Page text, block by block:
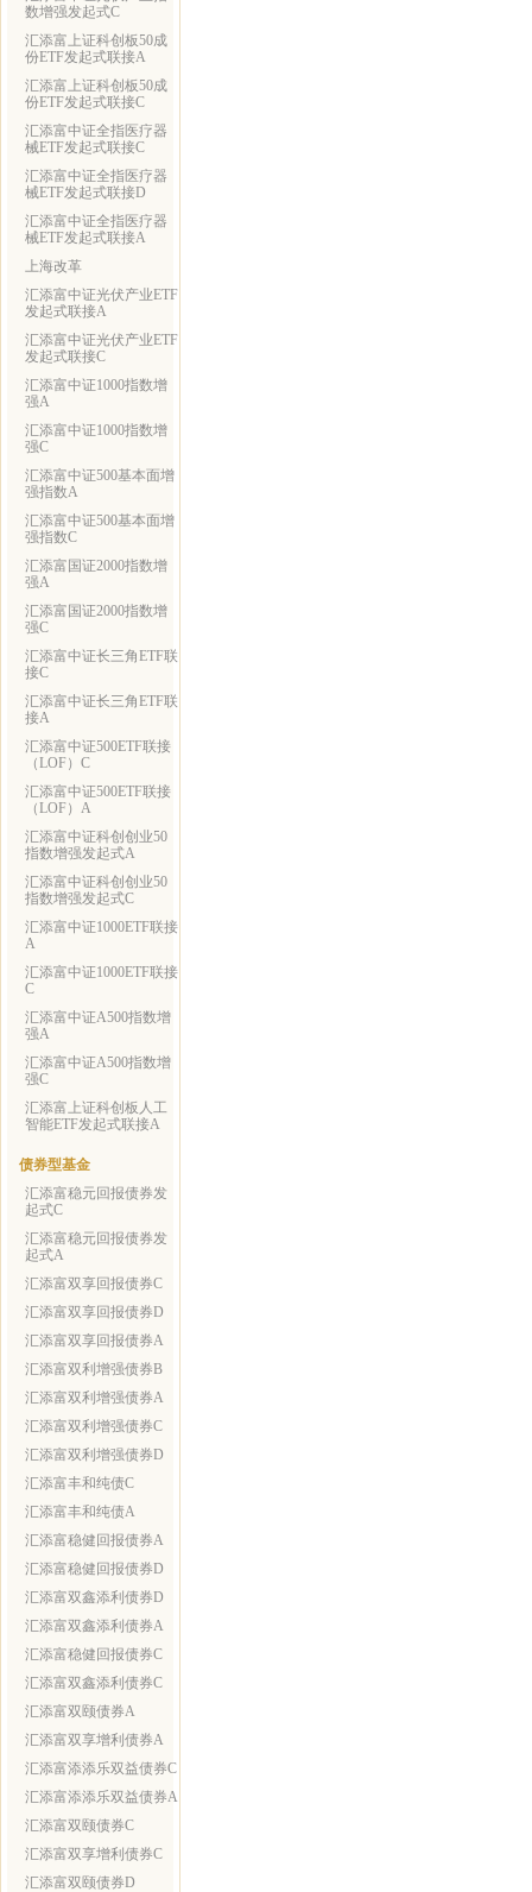
数增强发起式C
汇添富上证科创板50成
份ETF发起式联接A
汇添富上证科创板50成
份ETF发起式联接C
汇添富中证全指医疗器
械ETF发起式联接C
汇添富中证全指医疗器
械ETF发起式联接D
汇添富中证全指医疗器
械ETF发起式联接A
上海改革
汇添富中证光伏产业ETF
发起式联接A
汇添富中证光伏产业ETF
发起式联接C
汇添富中证1000指数增
强A
汇添富中证1000指数增
强C
汇添富中证500基本面增
强指数A
汇添富中证500基本面增
强指数C
汇添富国证2000指数增
强A
汇添富国证2000指数增
强C
汇添富中证长三角ETF联
接C
汇添富中证长三角ETF联
接A
汇添富中证500ETF联接
（LOF）C
汇添富中证500ETF联接
（LOF）A
汇添富中证科创创业50
指数增强发起式A
汇添富中证科创创业50
指数增强发起式C
汇添富中证1000ETF联接
A
汇添富中证1000ETF联接
C
汇添富中证A500指数增
强A
汇添富中证A500指数增
强C
汇添富上证科创板人工
智能ETF发起式联接A
债券型基金
汇添富稳元回报债券发
起式C
汇添富稳元回报债券发
起式A
汇添富双享回报债券C
汇添富双享回报债券D
汇添富双享回报债券A
汇添富双利增强债券B
汇添富双利增强债券A
汇添富双利增强债券C
汇添富双利增强债券D
汇添富丰和纯债C
汇添富丰和纯债A
汇添富稳健回报债券A
汇添富稳健回报债券D
汇添富双鑫添利债券D
汇添富双鑫添利债券A
汇添富稳健回报债券C
汇添富双鑫添利债券C
汇添富双颐债券A
汇添富双享增利债券A
汇添富添添乐双益债券C
汇添富添添乐双益债券A
汇添富双颐债券C
汇添富双享增利债券C
汇添富双颐债券D